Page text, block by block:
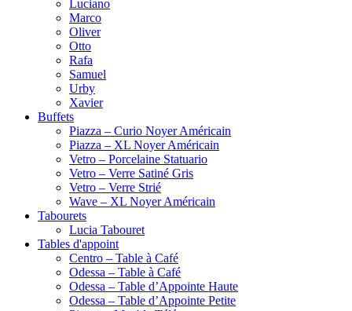
Luciano
Marco
Oliver
Otto
Rafa
Samuel
Urby
Xavier
Buffets
Piazza – Curio Noyer Américain
Piazza – XL Noyer Américain
Vetro – Porcelaine Statuario
Vetro – Verre Satiné Gris
Vetro – Verre Strié
Wave – XL Noyer Américain
Tabourets
Lucia Tabouret
Tables d'appoint
Centro – Table à Café
Odessa – Table à Café
Odessa – Table d’Appointe Haute
Odessa – Table d’Appointe Petite